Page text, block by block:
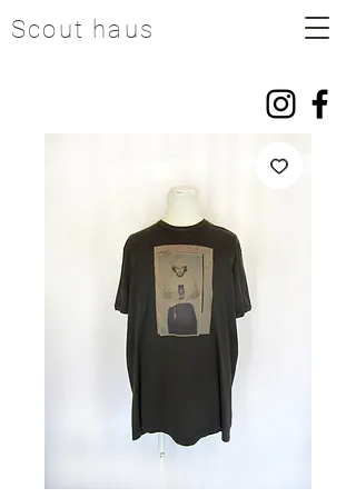
Scout haus